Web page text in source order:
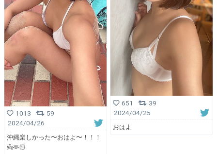
1013
59
2024/04/26
沖縄楽しかった〜おはよ〜！！！
👼🫶🏻
651
39
2024/04/25
おはよ